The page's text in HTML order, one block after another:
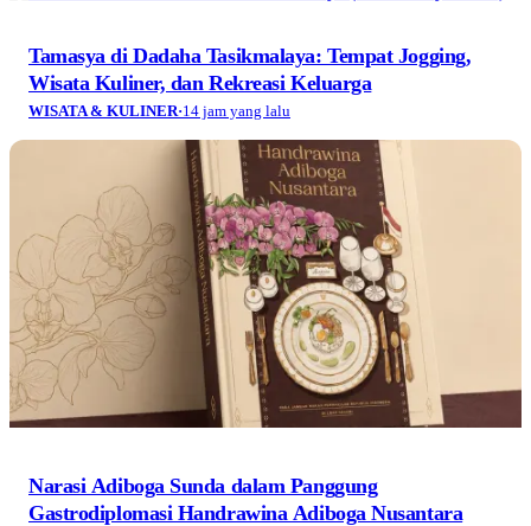
Tamasya di Dadaha Tasikmalaya: Tempat Jogging,
Wisata Kuliner, dan Rekreasi Keluarga
WISATA & KULINER·14 jam yang lalu
Narasi Adiboga Sunda dalam Panggung
Gastrodiplomasi Handrawina Adiboga Nusantara